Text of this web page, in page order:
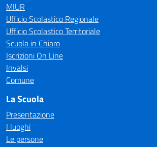
MIUR
Ufficio Scolastico Regionale
Ufficio Scolastico Territoriale
Scuola in Chiaro
Iscrizioni On Line
Invalsi
Comune
La Scuola
Presentazione
I luoghi
Le persone